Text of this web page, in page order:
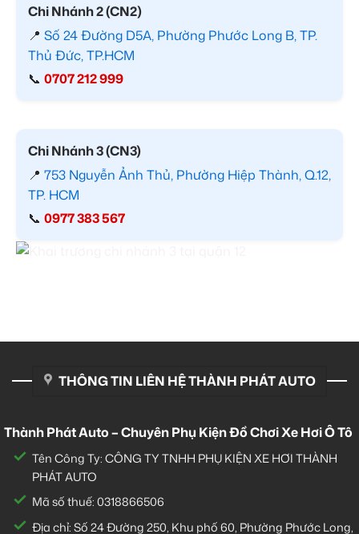
Chi Nhánh 2 (CN2)
📍 Số 24 Đường D5A, Phường Phước Long B, TP.
Thủ Đức, TP.HCM
📞 0707 212 999
Chi Nhánh 3 (CN3)
📍 753 Nguyễn Ảnh Thủ, Phường Hiệp Thành, Q.12,
TP. HCM
📞 0977 383 567
THÔNG TIN LIÊN HỆ THÀNH PHÁT AUTO
Thành Phát Auto – Chuyên Phụ Kiện Đồ Chơi Xe Hơi Ô Tô
Tên Công Ty: CÔNG TY TNHH PHỤ KIỆN XE HƠI THÀNH
PHÁT AUTO
Mã số thuế: 0318866506
Địa chỉ: Số 24 Đường 250, Khu phố 60, Phường Phước Long,